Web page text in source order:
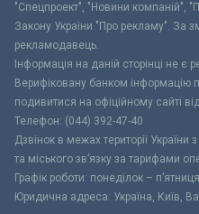
"Спецпроект", "Новини компаній",
Закону України "Про рекламу". За
рекламодавець.
Інформація на даній сторінці не є
Верифіковану банком інформацію
подивитися на офіційному сайті
Телефон: (044) 392-47-40
Дзвінок в межах території України
та міського зв’язку за тарифами
Графік роботи: понеділок –
Юридична адреса: Україна, Київ,